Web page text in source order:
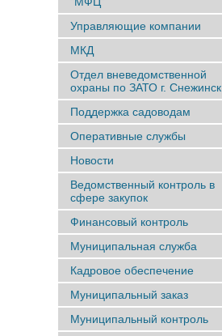
Управляющие компании
МКД
Отдел вневедомственной
охраны по ЗАТО г. Снежинск
Поддержка садоводам
Оперативные службы
Новости
Ведомственный контроль в
сфере закупок
Финансовый контроль
Муниципальная служба
Кадровое обеспечение
Муниципальный заказ
Муниципальный контроль